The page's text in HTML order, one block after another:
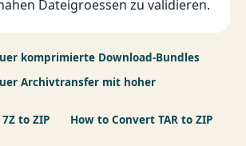
Dateigroessen zu validieren.
komprimierte Download-Bundles
Archivtransfer mit hoher
to ZIP
How to Convert TAR to ZIP